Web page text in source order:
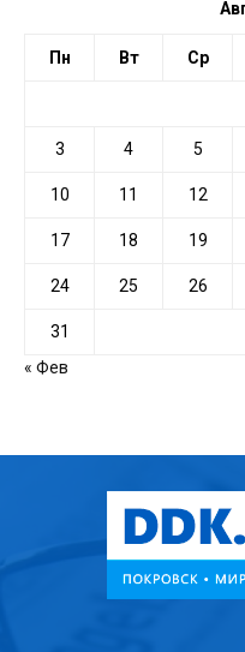
Пн Вт Ср
3 4 5
10 11 12
17 18 19
24 25 26
31
« Фев